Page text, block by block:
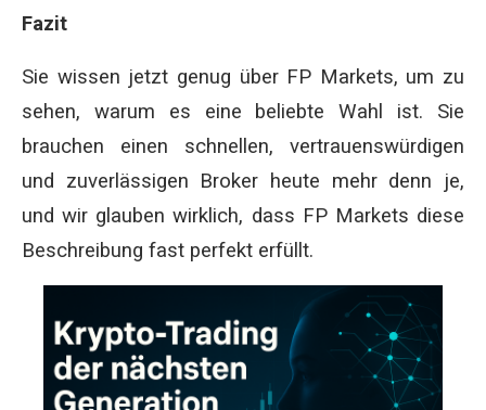
Fazit
Sie wissen jetzt genug über FP Markets, um zu
sehen, warum es eine beliebte Wahl ist. Sie
brauchen einen schnellen, vertrauenswürdigen
und zuverlässigen Broker heute mehr denn je,
und wir glauben wirklich, dass FP Markets diese
Beschreibung fast perfekt erfüllt.